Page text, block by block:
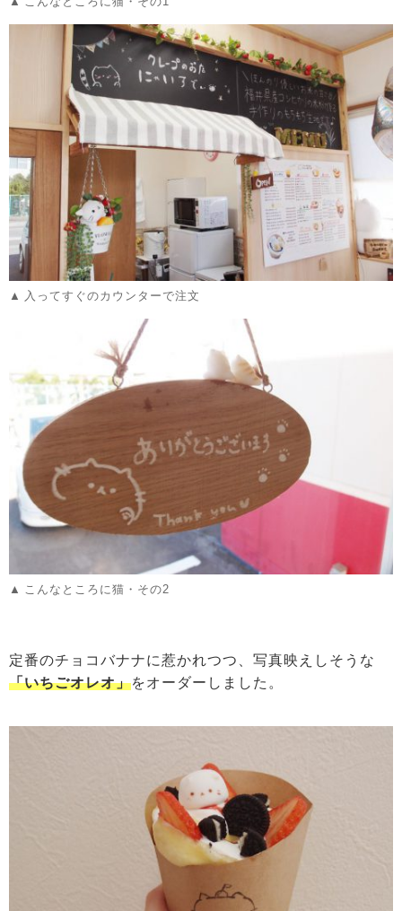
入ってすぐのカウンターで注文
こんなところに猫・その2
定番のチョコバナナに惹かれつつ、写真映えしそうな
「いちごオレオ」をオーダーしました。